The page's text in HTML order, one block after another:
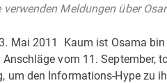
verwenden Meldungen über
Mai 2011  Kaum ist Osama
Anschläge vom 11. September,
um den Informations-Hype zu